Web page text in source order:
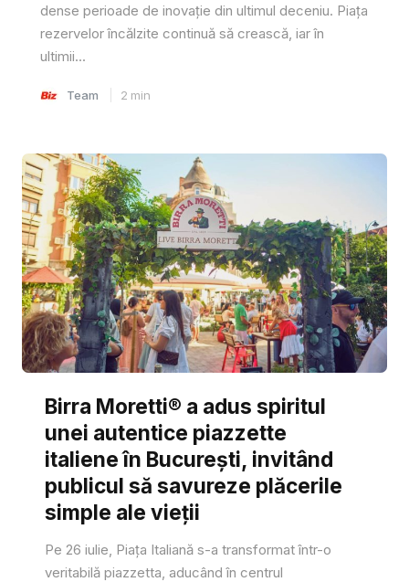
dense perioade de inovație din ultimul deceniu. Piața
rezervelor încălzite continuă să crească, iar în
ultimii...
Team 2 min
Birra Moretti® a adus spiritul
unei autentice piazzette
italiene în București, invitând
publicul să savureze plăcerile
simple ale vieții
Pe 26 iulie, Piața Italiană s-a transformat într-o
veritabilă piazzetta, aducând în centrul